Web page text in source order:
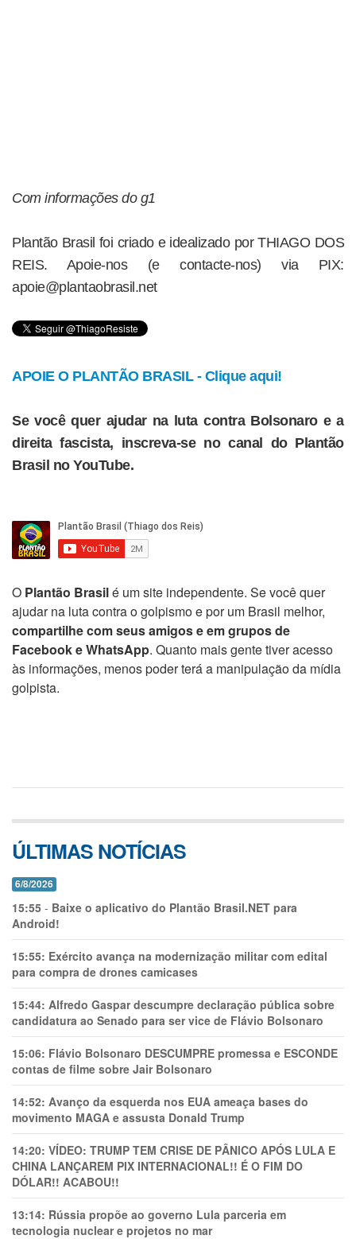
Com informações do g1
Plantão Brasil foi criado e idealizado por THIAGO DOS
REIS. Apoie-nos (e contacte-nos) via PIX:
apoie@plantaobrasil.net
APOIE O PLANTÃO BRASIL - Clique aqui!
Se você quer ajudar na luta contra Bolsonaro e a
direita fascista, inscreva-se no canal do Plantão
Brasil no YouTube.
O Plantão Brasilé um site independente. Se você quer
ajudar na luta contra o golpismo e por um Brasil melhor,
compartilhe com seus amigos e em grupos de
Facebook e WhatsApp. Quanto mais gente tiver acesso
às informações, menos poder terá a manipulação da mídia
golpista.
ÚLTIMAS NOTÍCIAS
6/8/2026
15:55 - Baixe o aplicativo do Plantão Brasil.NET para
Android!
15:55: Exército avança na modernização militar com edital
para compra de drones camicases
15:44: Alfredo Gaspar descumpre declaração pública sobre
candidatura ao Senado para ser vice de Flávio Bolsonaro
15:06: Flávio Bolsonaro DESCUMPRE promessa e ESCONDE
contas de filme sobre Jair Bolsonaro
14:52: Avanço da esquerda nos EUA ameaça bases do
movimento MAGA e assusta Donald Trump
14:20: VÍDEO: TRUMP TEM CRlSE DE PÂNlCO APÓS LULA E
CHINA LANÇAREM PIX INTERNACIONAL!! É O FIM DO
DÓLAR!! ACABOU!!
13:14: Rússia propõe ao governo Lula parceria em
tecnologia nuclear e projetos no mar